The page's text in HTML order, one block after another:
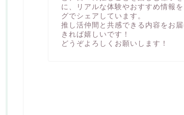
に、リアルな体験やおすすめ情報を
グでシェアしています。
推し活仲間と共感できる内容をお
きれば嬉しいです！
どうぞよろしくお願いします！